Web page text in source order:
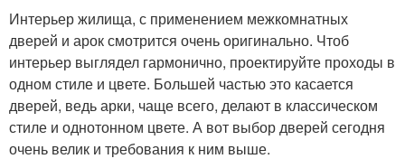
Интерьер жилища, с применением межкомнатных
дверей и арок смотрится очень оригинально. Чтоб
интерьер выглядел гармонично, проектируйте проходы в
одном стиле и цвете. Большей частью это касается
дверей, ведь арки, чаще всего, делают в классическом
стиле и однотонном цвете. А вот выбор дверей сегодня
очень велик и требования к ним выше.